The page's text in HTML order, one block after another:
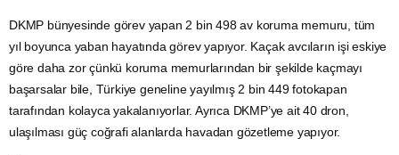
DKMP bünyesinde görev yapan 2 bin 498 av koruma memuru, tüm
yıl boyunca yaban hayatında görev yapıyor. Kaçak avcıların işi eskiye
göre daha zor çünkü koruma memurlarından bir şekilde kaçmayı
başarsalar bile, Türkiye geneline yayılmış 2 bin 449 fotokapan
tarafından kolayca yakalanıyorlar. Ayrıca DKMP’ye ait 40 dron,
ulaşılması güç coğrafi alanlarda havadan gözetleme yapıyor.